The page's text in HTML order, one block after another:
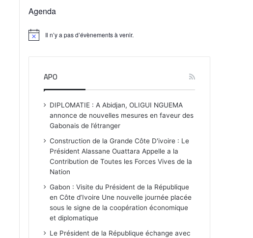
Agenda
N
Il n’y a pas d’évènements à venir.
APO
DIPLOMATIE : A Abidjan, OLIGUI NGUEMA
annonce de nouvelles mesures en faveur des
Gabonais de l’étranger
Construction de la Grande Côte D'ivoire : Le
Président Alassane Ouattara Appelle a la
Contribution de Toutes les Forces Vives de la
Nation
Gabon : Visite du Président de la République
en Côte d’Ivoire Une nouvelle journée placée
sous le signe de la coopération économique
et diplomatique
Le Président de la République échange avec